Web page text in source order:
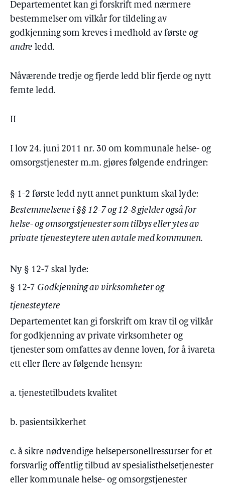
Departementet kan gi forskrift med nærmere
bestemmelser om vilkår for tildeling av
godkjenning som kreves i medhold av første og
andre ledd.
Nåværende tredje og fjerde ledd blir fjerde og nytt
femte ledd.
II
I lov 24. juni 2011 nr. 30 om kommunale helse- og
omsorgstjenester m.m. gjøres følgende endringer:
§ 1-2 første ledd nytt annet punktum skal lyde:
Bestemmelsene i §§ 12-7 og 12-8 gjelder også for
helse- og omsorgstjenester som tilbys eller ytes av
private tjenesteytere uten avtale med kommunen.
Ny § 12-7 skal lyde:
§ 12-7 Godkjenning av virksomheter og
tjenesteytere
Departementet kan gi forskrift om krav til og vilkår
for godkjenning av private virksomheter og
tjenester som omfattes av denne loven, for å ivareta
ett eller flere av følgende hensyn:
a. tjenestetilbudets kvalitet
b. pasientsikkerhet
c. å sikre nødvendige helsepersonellressurser for et
forsvarlig offentlig tilbud av spesialisthelsetjenester
eller kommunale helse- og omsorgstjenester